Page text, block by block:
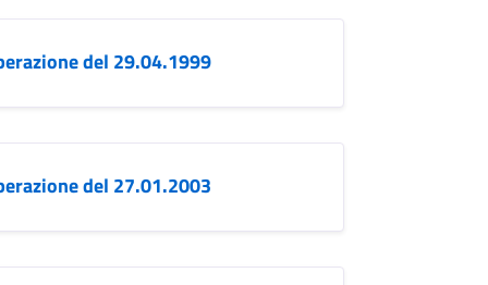
del 29.04.1999
del 27.01.2003